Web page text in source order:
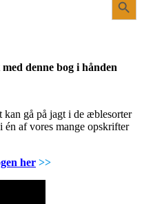
denne bog i hånden
gå på jagt i de æblesorter
én af vores mange opskrifter
her >>